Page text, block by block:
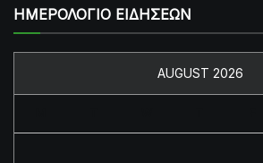
ΗΜΕΡΟΛΟΓΙΟ ΕΙΔΗΣΕΩΝ
AUGUST 2026